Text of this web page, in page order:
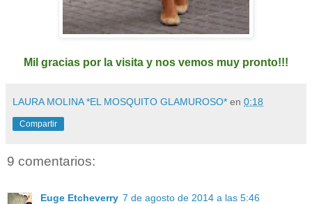
Mil gracias por la visita y nos vemos muy pronto!!!
LAURA MOLINA *EL MOSQUITO GLAMUROSO* en 0:18
Compartir
9 comentarios:
Euge Etcheverry 7 de agosto de 2014 a las 5:46